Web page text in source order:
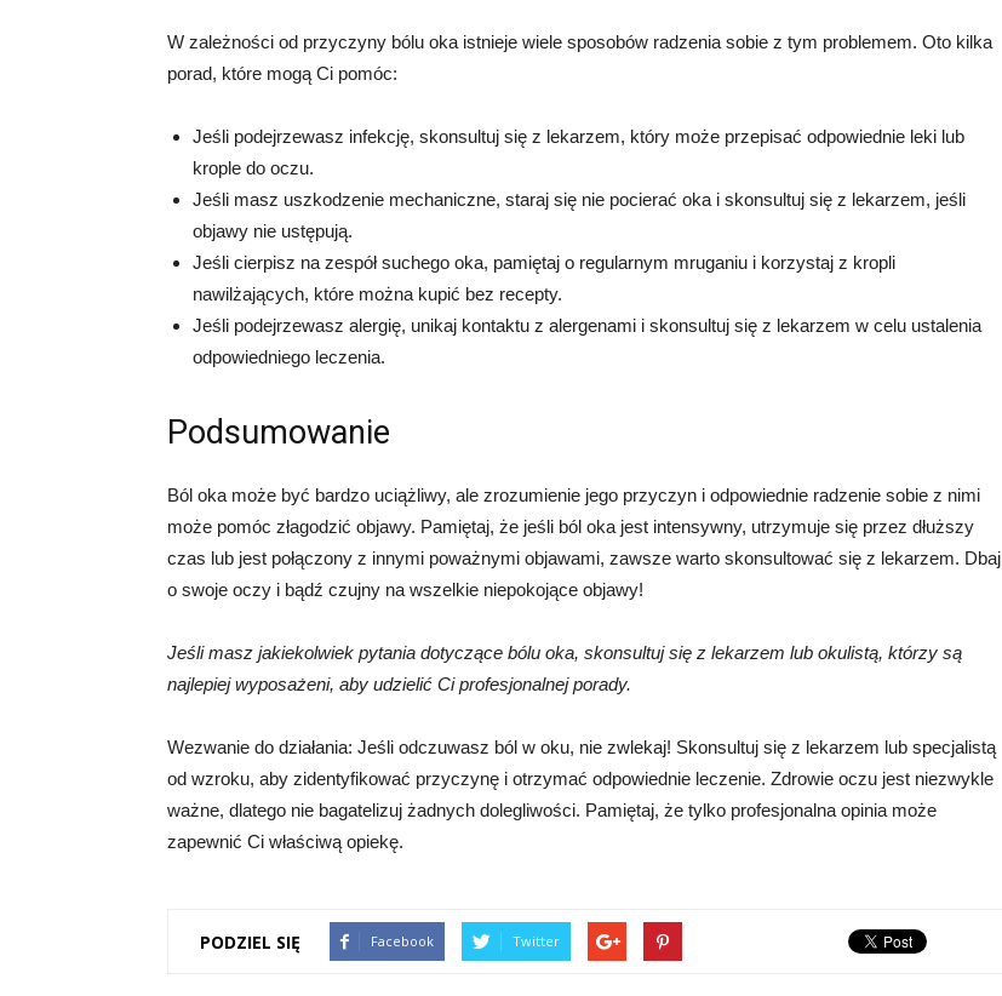
W zależności od przyczyny bólu oka istnieje wiele sposobów radzenia sobie z tym problemem. Oto kilka
porad, które mogą Ci pomóc:
Jeśli podejrzewasz infekcję, skonsultuj się z lekarzem, który może przepisać odpowiednie leki lub
krople do oczu.
Jeśli masz uszkodzenie mechaniczne, staraj się nie pocierać oka i skonsultuj się z lekarzem, jeśli
objawy nie ustępują.
Jeśli cierpisz na zespół suchego oka, pamiętaj o regularnym mruganiu i korzystaj z kropli
nawilżających, które można kupić bez recepty.
Jeśli podejrzewasz alergię, unikaj kontaktu z alergenami i skonsultuj się z lekarzem w celu ustalenia
odpowiedniego leczenia.
Podsumowanie
Ból oka może być bardzo uciążliwy, ale zrozumienie jego przyczyn i odpowiednie radzenie sobie z nimi
może pomóc złagodzić objawy. Pamiętaj, że jeśli ból oka jest intensywny, utrzymuje się przez dłuższy
czas lub jest połączony z innymi poważnymi objawami, zawsze warto skonsultować się z lekarzem. Dbaj
o swoje oczy i bądź czujny na wszelkie niepokojące objawy!
Jeśli masz jakiekolwiek pytania dotyczące bólu oka, skonsultuj się z lekarzem lub okulistą, którzy są
najlepiej wyposażeni, aby udzielić Ci profesjonalnej porady.
Wezwanie do działania: Jeśli odczuwasz ból w oku, nie zwlekaj! Skonsultuj się z lekarzem lub specjalistą
od wzroku, aby zidentyfikować przyczynę i otrzymać odpowiednie leczenie. Zdrowie oczu jest niezwykle
ważne, dlatego nie bagatelizuj żadnych dolegliwości. Pamiętaj, że tylko profesjonalna opinia może
zapewnić Ci właściwą opiekę.
PODZIEL SIĘ Facebook Twitter